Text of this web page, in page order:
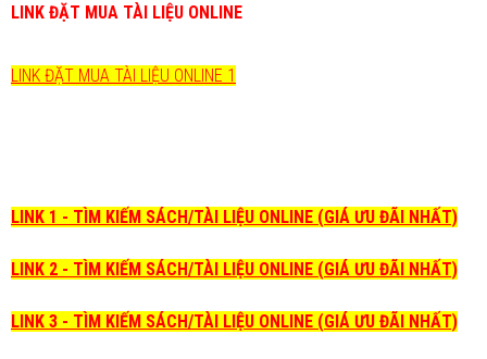
LINK ĐẶT MUA TÀI LIỆU ONLINE
LINK ĐẶT MUA TÀI LIỆU ONLINE 1
LINK 1 - TÌM KIẾM SÁCH/TÀI LIỆU ONLINE (GIÁ ƯU ĐÃI NHẤT)
LINK 2 - TÌM KIẾM SÁCH/TÀI LIỆU ONLINE (GIÁ ƯU ĐÃI NHẤT)
LINK 3 - TÌM KIẾM SÁCH/TÀI LIỆU ONLINE (GIÁ ƯU ĐÃI NHẤT)